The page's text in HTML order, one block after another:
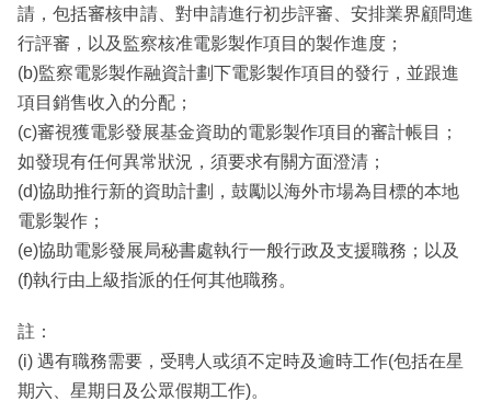
請，包括審核申請、對申請進行初步評審、安排業界顧問進
行評審，以及監察核准電影製作項目的製作進度；
(b)監察電影製作融資計劃下電影製作項目的發行，並跟進
項目銷售收入的分配；
(c)審視獲電影發展基金資助的電影製作項目的審計帳目；
如發現有任何異常狀況，須要求有關方面澄清；
(d)協助推行新的資助計劃，鼓勵以海外市場為目標的本地
電影製作；
(e)協助電影發展局秘書處執行一般行政及支援職務；以及
(f)執行由上級指派的任何其他職務。
註：
(i) 遇有職務需要，受聘人或須不定時及逾時工作(包括在星
期六、星期日及公眾假期工作)。